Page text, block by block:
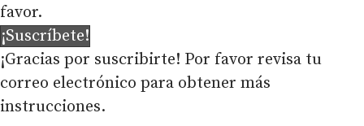
favor.
¡Suscríbete!
¡Gracias por suscribirte! Por favor revisa tu
correo electrónico para obtener más
instrucciones.